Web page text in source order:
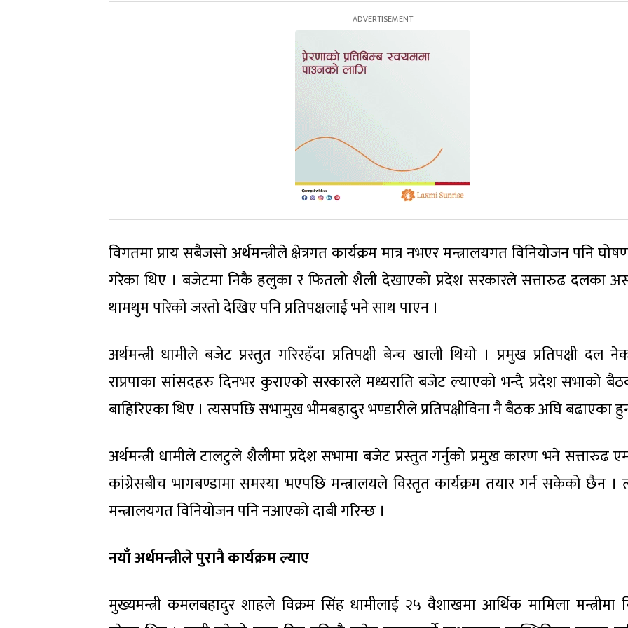
विगतमा प्राय सबैजसो अर्थमन्त्रीले क्षेत्रगत कार्यक्रम मात्र नभएर मन्त्रालयगत विनियोजन पनि
गरेका थिए । बजेटमा निकै हलुका र फितलो शैली देखाएको प्रदेश सरकारले सत्तारुढ दलका
थामथुम पारेको जस्तो देखिए पनि प्रतिपक्षलाई भने साथ पाएन ।
अर्थमन्त्री धामीले बजेट प्रस्तुत गरिरहँदा प्रतिपक्षी बेन्च खाली थियो । प्रमुख प्रतिपक्षी दल
राप्रपाका सांसदहरु दिनभर कुराएको सरकारले मध्यराति बजेट ल्याएको भन्दै प्रदेश सभाको
बाहिरिएका थिए । त्यसपछि सभामुख भीमबहादुर भण्डारीले प्रतिपक्षीविना नै बैठक अघि बढाएका
अर्थमन्त्री धामीले टालटुले शैलीमा प्रदेश सभामा बजेट प्रस्तुत गर्नुको प्रमुख कारण भने सत्तारुढ
कांग्रेसबीच भागबण्डामा समस्या भएपछि मन्त्रालयले विस्तृत कार्यक्रम तयार गर्न सकेको छैन ।
मन्त्रालयगत विनियोजन पनि नआएको दाबी गरिन्छ ।
नयाँ अर्थमन्त्रीले पुरानै कार्यक्रम ल्याए
मुख्यमन्त्री कमलबहादुर शाहले विक्रम सिंह धामीलाई २५ वैशाखमा आर्थिक मामिला मन्त्रीमा